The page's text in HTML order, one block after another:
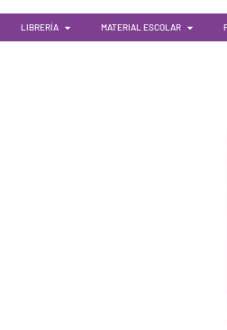
LIBRERÍA MATERIAL ESCOLAR